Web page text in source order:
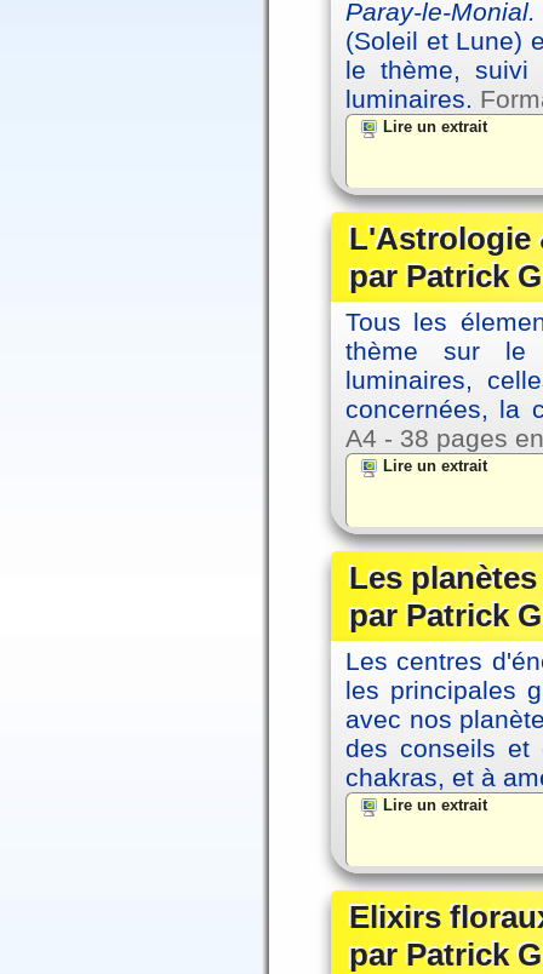
Paray-le-Monial.
(Soleil et Lune)
le thème, suivi
luminaires.
Lire un extrait
L'Astrologie
par Patrick
Tous les
thème sur le
luminaires,
concernées, la
A4 - 38 pages
Lire un extrait
Les
par Patrick
Les centres
les principales
avec nos
des conseils et
chakras, et à
Lire un extrait
Elixirs
par Patrick